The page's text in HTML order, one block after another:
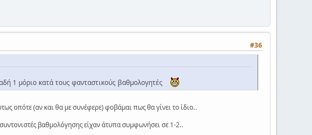
#36
1 μόριο κατά τους φανταστικούς βαθμολογητές
οπότε (αν και θα με συνέφερε) φοβάμαι πως θα γίνει το ίδιο..
βαθμολόγησης είχαν άτυπα συμφωνήσει σε 1-2..